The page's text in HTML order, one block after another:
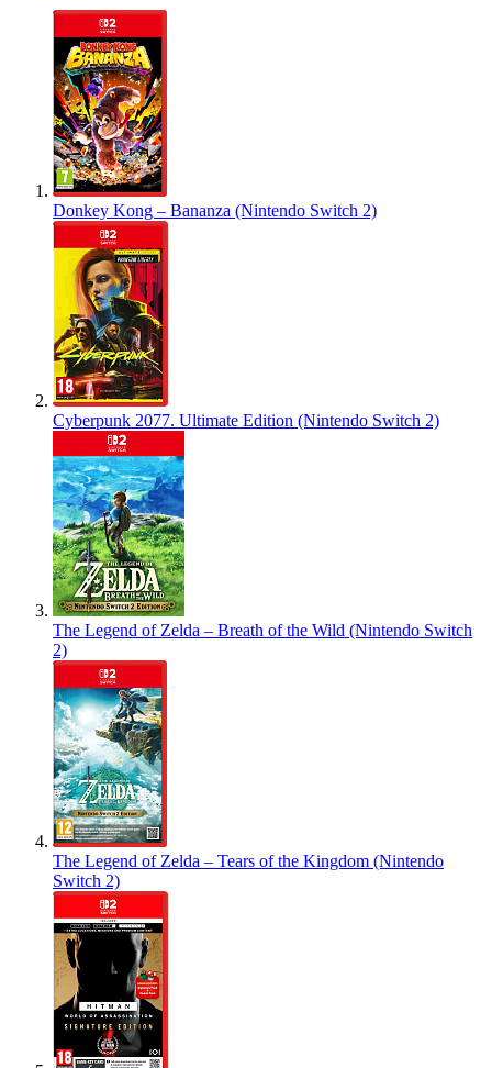
Donkey Kong – Bananza (Nintendo Switch 2)
Cyberpunk 2077. Ultimate Edition (Nintendo Switch 2)
The Legend of Zelda – Breath of the Wild (Nintendo Switch
2)
The Legend of Zelda – Tears of the Kingdom (Nintendo
Switch 2)